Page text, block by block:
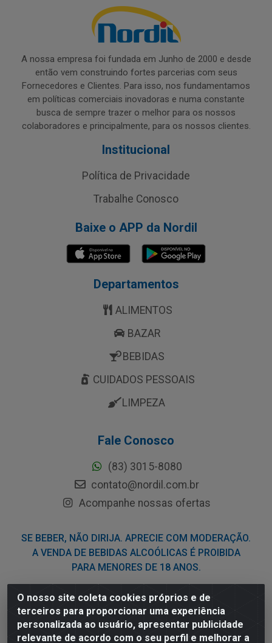
O nosso site coleta cookies próprios e de
terceiros para proporcionar uma experiência
personalizada ao usuário, apresentar publicidade
relevante de acordo com o seu perfil e melhorar a
A nossa empresa foi fundada em Junho de 2000 e desde
então vem construindo fortes parcerias com seus
Fornecedores e Clientes. Para isso, nos fundamentamos
em políticas comerciais inovadoras e numa constante
busca de sempre trazer o melhor para os nossos
colaboradores e principalmente, para os nossos clientes.
Institucional
Política de Privacidade
Trabalhe Conosco
Baixe o APP da Nordil
Departamentos
ALIMENTOS
BAZAR
BEBIDAS
CUIDADOS PESSOAIS
LIMPEZA
Fale Conosco
(83) 3015-8080
contato@nordil.com.br
Acompanhe nossas ofertas
SE BEBER, NÃO DIRIJA. APRECIE COM MODERAÇÃO.
A VENDA DE BEBIDAS ALCOÓLICAS É PROIBIDA
PARA MENORES DE 18 ANOS.
Nordil Distribuidora - Avenida Liberdade, 2738, Bloco F -
Sesi - Bayeux/PB - CEP 58.111-400 - CNPJ
03.775.813/0001-41